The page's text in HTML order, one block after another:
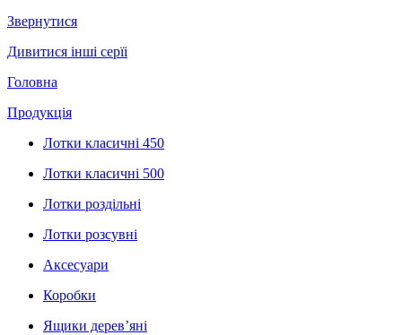
Звернутися
Дивитися інші серїі
Головна
Продукція
Лотки класичні 450
Лотки класичні 500
Лотки роздільні
Лотки розсувні
Аксесуари
Коробки
Ящики дерев’яні